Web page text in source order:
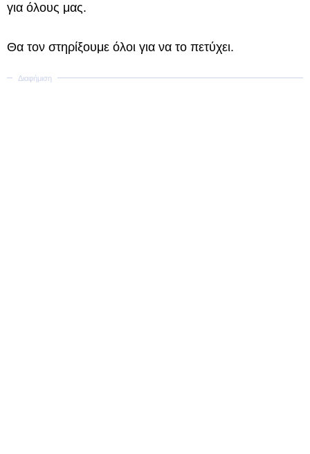
για όλους μας.
Θα τον στηρίξουμε όλοι για να το πετύχει.